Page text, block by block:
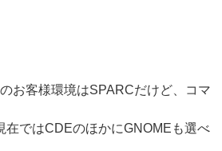
お客様環境はSPARCだけど、コマ
ではCDEのほかにGNOMEも選べ